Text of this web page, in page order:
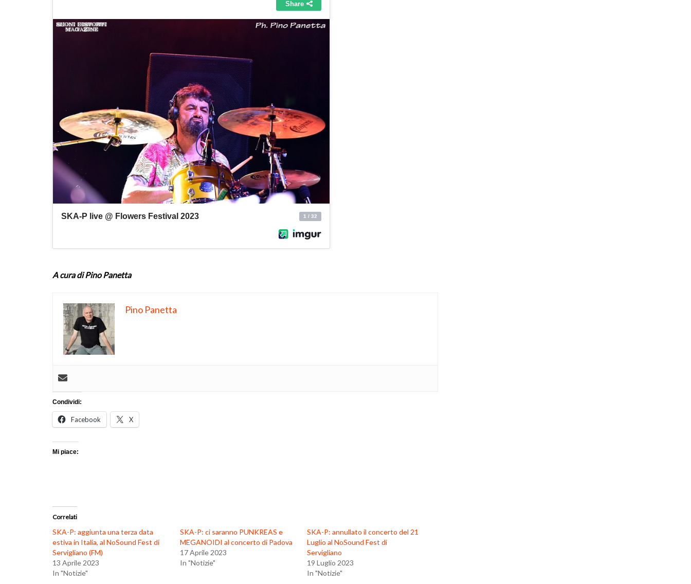
A cura di Pino Panetta
Pino Panetta
Condividi:
Facebook X
Mi piace:
Correlati
SKA-P: aggiunta una terza data
estiva in Italia, al NoSound Fest di
Servigliano (FM)
13 Aprile 2023
In "Notizie"
SKA-P: ci saranno PUNKREAS e
MEGANOIDI al concerto di Padova
17 Aprile 2023
In "Notizie"
SKA-P: annullato il concerto del 21
Luglio al NoSound Fest di
Servigliano
19 Luglio 2023
In "Notizie"